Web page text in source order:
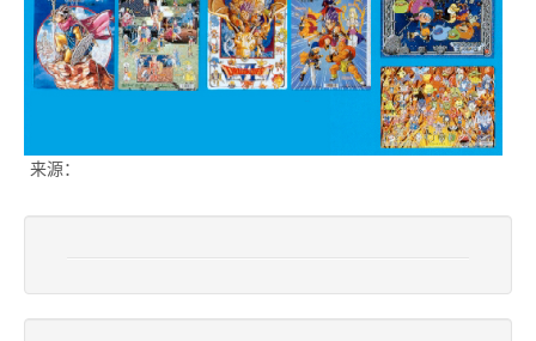
专题
相册
旧版临时
[登陆] [注册]
来源：